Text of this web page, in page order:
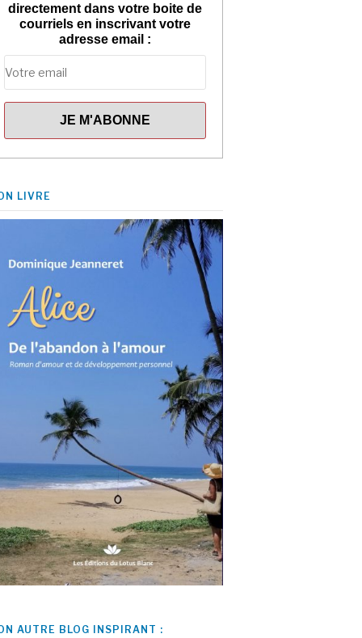
directement dans votre boite de
courriels en inscrivant votre
adresse email :
LIVRE
AUTRE BLOG INSPIRANT :